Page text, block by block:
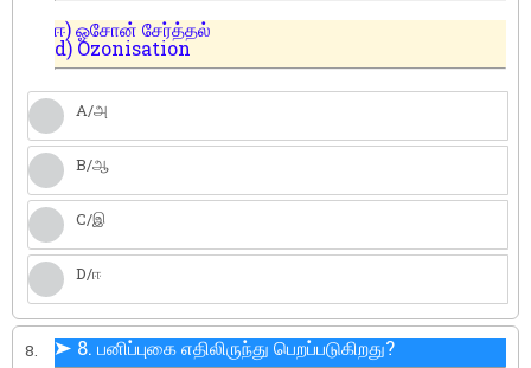
ஈ) ஓசோன் சேர்த்தல்
d) Ozonisation
A/அ
B/ஆ
C/இ
D/ஈ
8.
➤ 8. பனிப்புகை எதிலிருந்து பெறப்படுகிறது?